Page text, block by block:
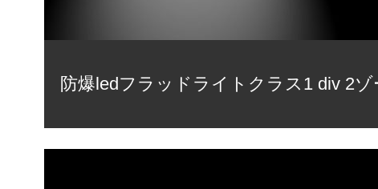
防爆ledフラッドライトクラス1 div 2